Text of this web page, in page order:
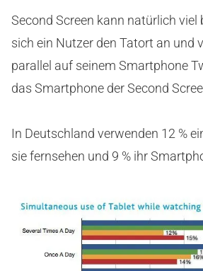
Second Screen kann natürlich viel
sich ein Nutzer den Tatort an und
parallel auf seinem Smartphone
das Smartphone der Second
In Deutschland verwenden 12 %
sie fernsehen und 9 % ihr